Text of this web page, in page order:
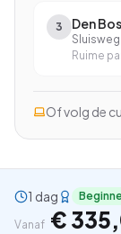
3 Den
Ruime
Of volg de
1 dag
Vanaf €